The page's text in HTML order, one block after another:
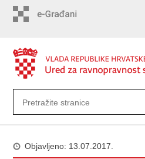
Objavljeno: 13.07.2017.